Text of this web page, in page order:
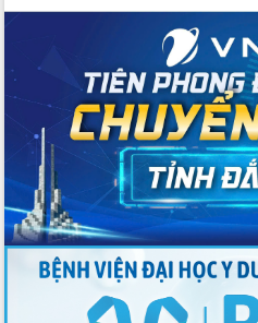
Tổ chức trang trọng Lễ hội Đền thờ
Lương Văn Chánh năm 2026
Phó Bí thư Tỉnh ủy Đắk Lắk Đỗ Hữu
Huy giữ chức Bí thư Đảng ủy Ủy Ban
Nhân dân tỉnh
Bệnh án điện tử thúc đẩy chuyển đổi
số y tế tại Đắk Lắk
Chuyển đổi số thư viện: Mở rộng
không gian tri thức trong thời đại số
Đánh giá, rút kinh nghiệm công tác tổ
chức diễn tập trước ngày bầu cử
Chương trình “Gặp gỡ hữu nghị –
Friendship Meeting New Year 2026”